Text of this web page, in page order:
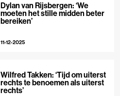
Dylan van Rijsbergen: ‘We
moeten het stille midden beter
bereiken’
11-12-2025
Wilfred Takken: ‘Tijd om uiterst
rechts te benoemen als uiterst
rechts’